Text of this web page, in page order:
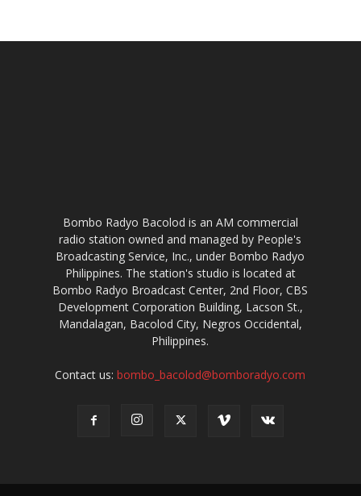
Bombo Radyo Bacolod is an AM commercial
radio station owned and managed by People's
Broadcasting Service, Inc., under Bombo Radyo
Philippines. The station's studio is located at
Bombo Radyo Broadcast Center, 2nd Floor, CBS
Development Corporation Building, Lacson St.,
Mandalagan, Bacolod City, Negros Occidental,
Philippines.
Contact us:bombo_bacolod@bomboradyo.com